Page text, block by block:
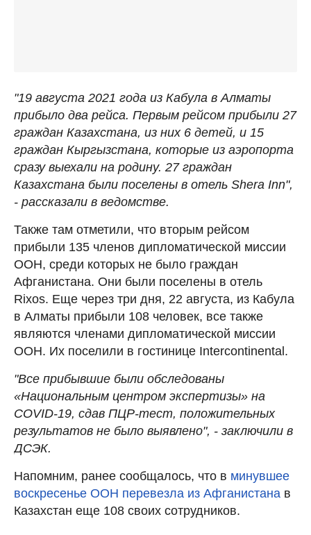
"19 августа 2021 года из Кабула в Алматы
прибыло два рейса. Первым рейсом прибыли 27
граждан Казахстана, из них 6 детей, и 15
граждан Кыргызстана, которые из аэропорта
сразу выехали на родину. 27 граждан
Казахстана были поселены в отель Shera Inn",
- рассказали в ведомстве.
Также там отметили, что вторым рейсом
прибыли 135 членов дипломатической миссии
ООН, среди которых не было граждан
Афганистана. Они были поселены в отель
Rixos. Еще через три дня, 22 августа, из Кабула
в Алматы прибыли 108 человек, все также
являются членами дипломатической миссии
ООН. Их поселили в гостинице Intercontinental.
"Все прибывшие были обследованы
«Национальным центром экспертизы» на
COVID-19, сдав ПЦР-тест, положительных
результатов не было выявлено", - заключили в
ДСЭК.
Напомним, ранее сообщалось, что в минувшее
воскресенье ООН перевезла из Афганистана в
Казахстан еще 108 своих сотрудников.